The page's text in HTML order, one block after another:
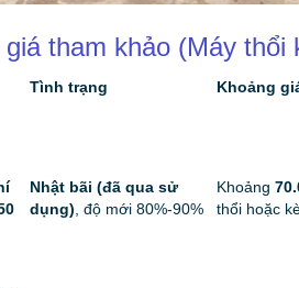
giá tham khảo (Máy thổi
Tình trạng Khoảng
Nhật bãi (đã qua sử
dụng) , độ mới 80%-90%
Khoảng
thổi hoặc